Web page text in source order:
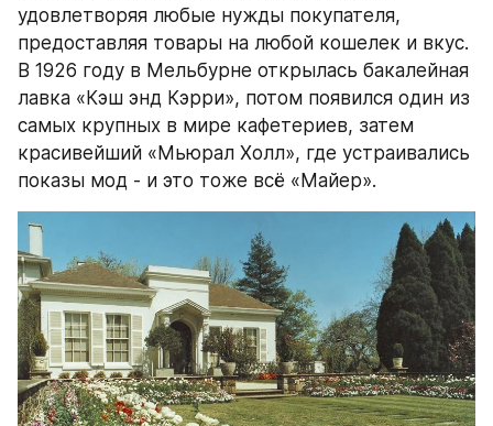
удовлетворяя любые нужды покупателя,
предоставляя товары на любой кошелек и вкус.
В 1926 году в Мельбурне открылась бакалейная
лавка «Кэш энд Кэрри», потом появился один из
самых крупных в мире кафетериев, затем
красивейший «Мьюрал Холл», где устраивались
показы мод - и это тоже всё «Майер».